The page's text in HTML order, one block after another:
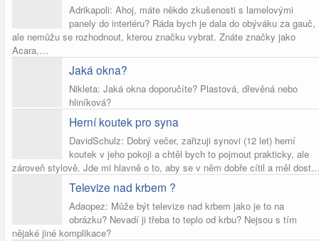
Adrikapoli: Ahoj, máte někdo zkušenosti s lamelovými
panely do interiéru? Ráda bych je dala do obýváku za gauč,
ale nemůžu se rozhodnout, kterou značku vybrat. Znáte značky jako
Acara,…
Jaká okna?
Nikleta: Jaká okna doporučíte? Plastová, dřevěná nebo
hliníková?
Herní koutek pro syna
DavidSchulz: Dobrý večer, zařizuji synovi (12 let) herní
koutek v jeho pokoji a chtěl bych to pojmout prakticky, ale
zároveň stylově. Jde mi hlavně o to, aby se v něm dobře cítil a měl
Televize nad krbem ?
Adaopez: Může být televize nad krbem jako je to na
obrázku? Nevadí ji třeba to teplo od krbu? Nejsou s tím
nějaké jiné komplikace?